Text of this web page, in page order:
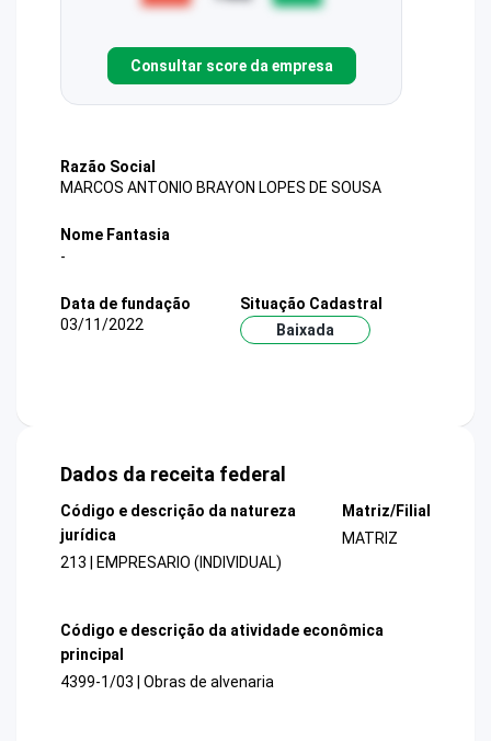
Consultar score da empresa
Razão Social
MARCOS ANTONIO BRAYON LOPES DE SOUSA
Nome Fantasia
-
Data de fundação
03/11/2022
Situação Cadastral
Baixada
Dados da receita federal
Código e descrição da natureza
jurídica
213 | EMPRESARIO (INDIVIDUAL)
Matriz/Filial
MATRIZ
Código e descrição da atividade econômica
principal
4399-1/03 | Obras de alvenaria